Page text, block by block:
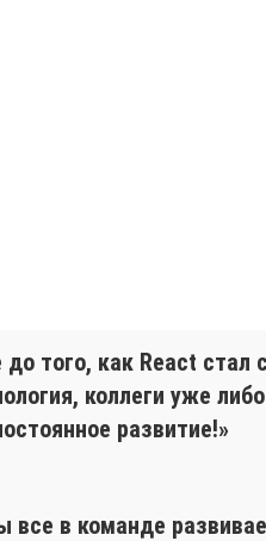
того, как React стал
коллеги уже
развитие!»
в команде